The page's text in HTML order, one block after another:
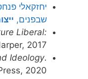
שבפנים,
Liberal:
2017.
Ideology.
2020.